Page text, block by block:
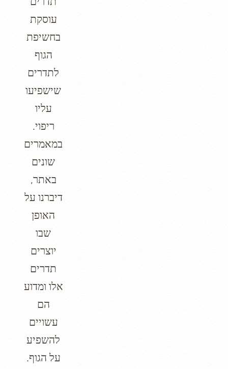
עוסקת
בחשיפת
הגוף
לתדרים
שישפיעו
עליו
ריפוי.
במאמרים
שונים
באתר,
דיברנו על
האופן
שבו
יוצרים
תדרים
אלו ומדוע
הם
עשויים
להשפיע
על הגוף.